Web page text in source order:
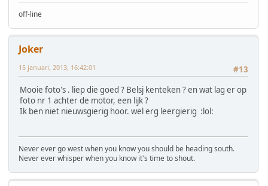
off-line
Joker
#13
15 januari, 2013, 16:42:01
Mooie foto's . liep die goed ? Belsj kenteken ? en wat lag er op
foto nr 1 achter de motor, een lijk ?
Ik ben niet nieuwsgierig hoor. wel erg leergierig :lol:
Never ever go west when you know you should be heading south.
Never ever whisper when you know it's time to shout.